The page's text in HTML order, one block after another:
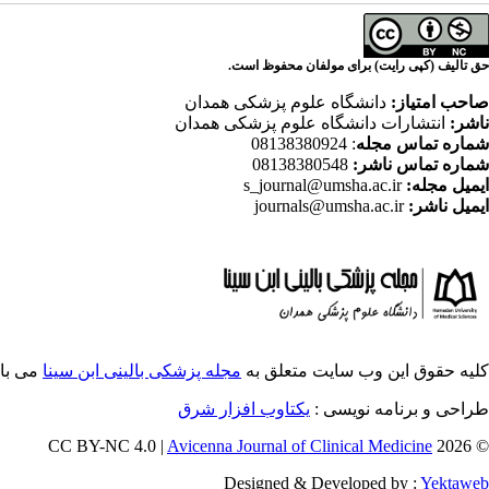
حق تالیف (کپی رایت) برای مولفان محفوظ است.
صاحب امتیاز: دانشگاه علوم پزشکی همدان
ناشر: انتشارات دانشگاه علوم پزشکی همدان
شماره تماس مجله: 08138380924
شماره تماس ناشر:
ایمیل مجله: s_journal@umsha.ac.ir
ایمیل ناشر: journals@umsha.ac.ir
کلیه حقوق این وب سایت متعلق به مجله پزشکی بالینی ابن سینا می
طراحی و برنامه نویسی : یکتاوب افزار شرق
© 2026 CC BY-NC 4.0 |
Avicenna Journal of Clinical Medicine
Designed & Developed by : Yektaweb